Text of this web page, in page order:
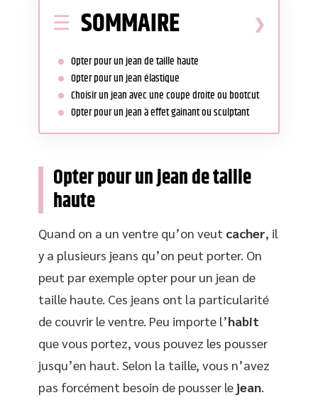
SOMMAIRE
Opter pour un jean de taille haute
Opter pour un jean élastique
Choisir un jean avec une coupe droite ou bootcut
Opter pour un jean à effet gainant ou sculptant
Opter pour un jean de taille
haute
Quand on a un ventre qu’on veut cacher, il
y a plusieurs jeans qu’on peut porter. On
peut par exemple opter pour un jean de
taille haute. Ces jeans ont la particularité
de couvrir le ventre. Peu importe l’habit
que vous portez, vous pouvez les pousser
jusqu’en haut. Selon la taille, vous n’avez
pas forcément besoin de pousser le jean.